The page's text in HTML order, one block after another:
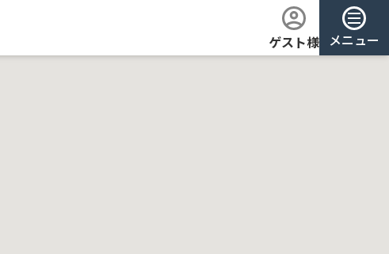
ゲスト様 メニュー